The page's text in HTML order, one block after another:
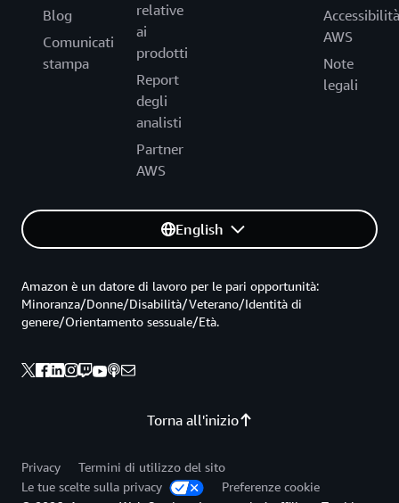
Blog
Comunicati
stampa
relative
ai
prodotti
Report
degli
analisti
Partner
AWS
Accessibilità
AWS
Note
legali
English
Torna all'inizio
Amazon è un datore di lavoro per le pari opportunità:
Minoranza/Donne/Disabilità/Veterano/Identità di
genere/Orientamento sessuale/Età.
Privacy
Termini di utilizzo del sito
Le tue scelte sulla privacy
Preferenze cookie